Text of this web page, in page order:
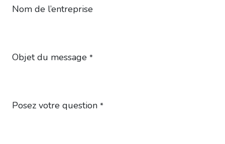
Nom de l’entreprise
Objet du message *
Posez votre question *